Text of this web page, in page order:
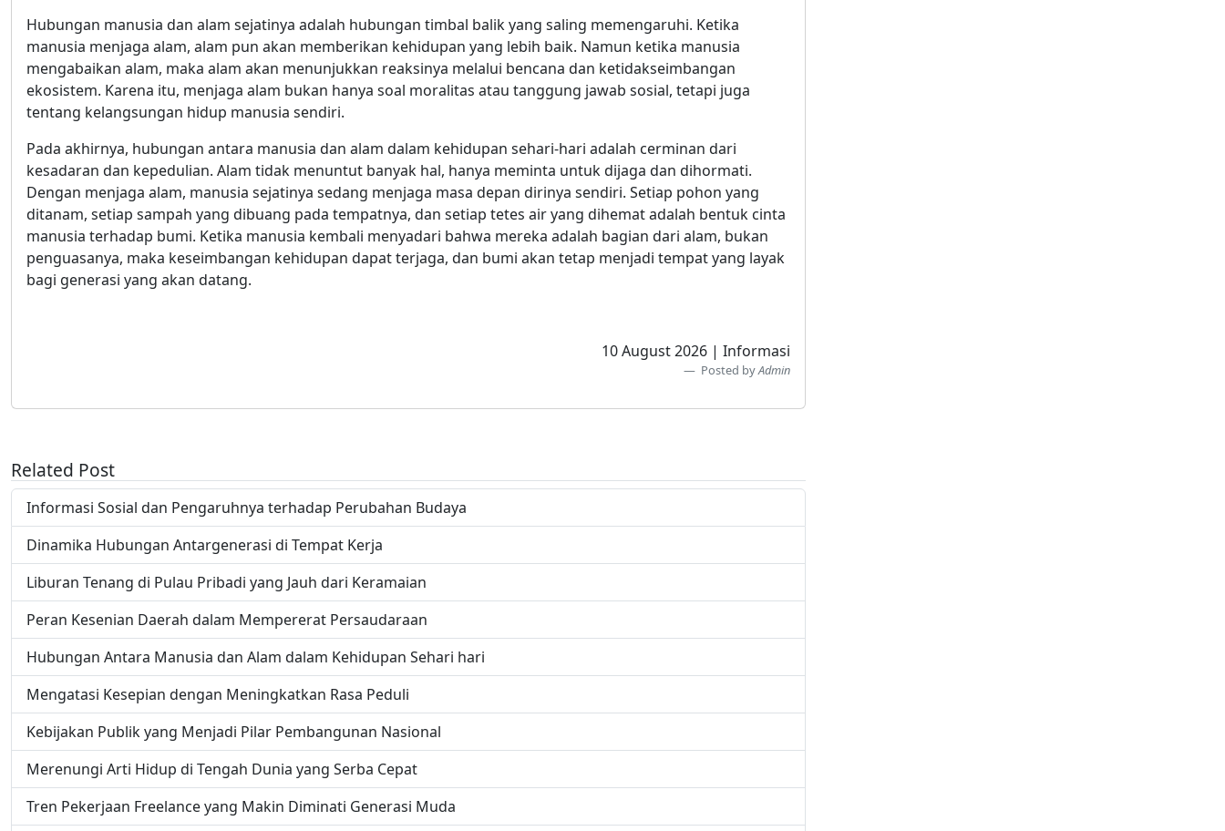
Hubungan manusia dan alam sejatinya adalah hubungan timbal balik yang saling memengaruhi. Ketika
manusia menjaga alam, alam pun akan memberikan kehidupan yang lebih baik. Namun ketika manusia
mengabaikan alam, maka alam akan menunjukkan reaksinya melalui bencana dan ketidakseimbangan
ekosistem. Karena itu, menjaga alam bukan hanya soal moralitas atau tanggung jawab sosial, tetapi juga
tentang kelangsungan hidup manusia sendiri.
Pada akhirnya, hubungan antara manusia dan alam dalam kehidupan sehari-hari adalah cerminan dari
kesadaran dan kepedulian. Alam tidak menuntut banyak hal, hanya meminta untuk dijaga dan dihormati.
Dengan menjaga alam, manusia sejatinya sedang menjaga masa depan dirinya sendiri. Setiap pohon yang
ditanam, setiap sampah yang dibuang pada tempatnya, dan setiap tetes air yang dihemat adalah bentuk cinta
manusia terhadap bumi. Ketika manusia kembali menyadari bahwa mereka adalah bagian dari alam, bukan
penguasanya, maka keseimbangan kehidupan dapat terjaga, dan bumi akan tetap menjadi tempat yang layak
bagi generasi yang akan datang.
10 August 2026 | Informasi
Posted byAdmin
Related Post
Informasi Sosial dan Pengaruhnya terhadap Perubahan Budaya
Dinamika Hubungan Antargenerasi di Tempat Kerja
Liburan Tenang di Pulau Pribadi yang Jauh dari Keramaian
Peran Kesenian Daerah dalam Mempererat Persaudaraan
Hubungan Antara Manusia dan Alam dalam Kehidupan Sehari hari
Mengatasi Kesepian dengan Meningkatkan Rasa Peduli
Kebijakan Publik yang Menjadi Pilar Pembangunan Nasional
Merenungi Arti Hidup di Tengah Dunia yang Serba Cepat
Tren Pekerjaan Freelance yang Makin Diminati Generasi Muda